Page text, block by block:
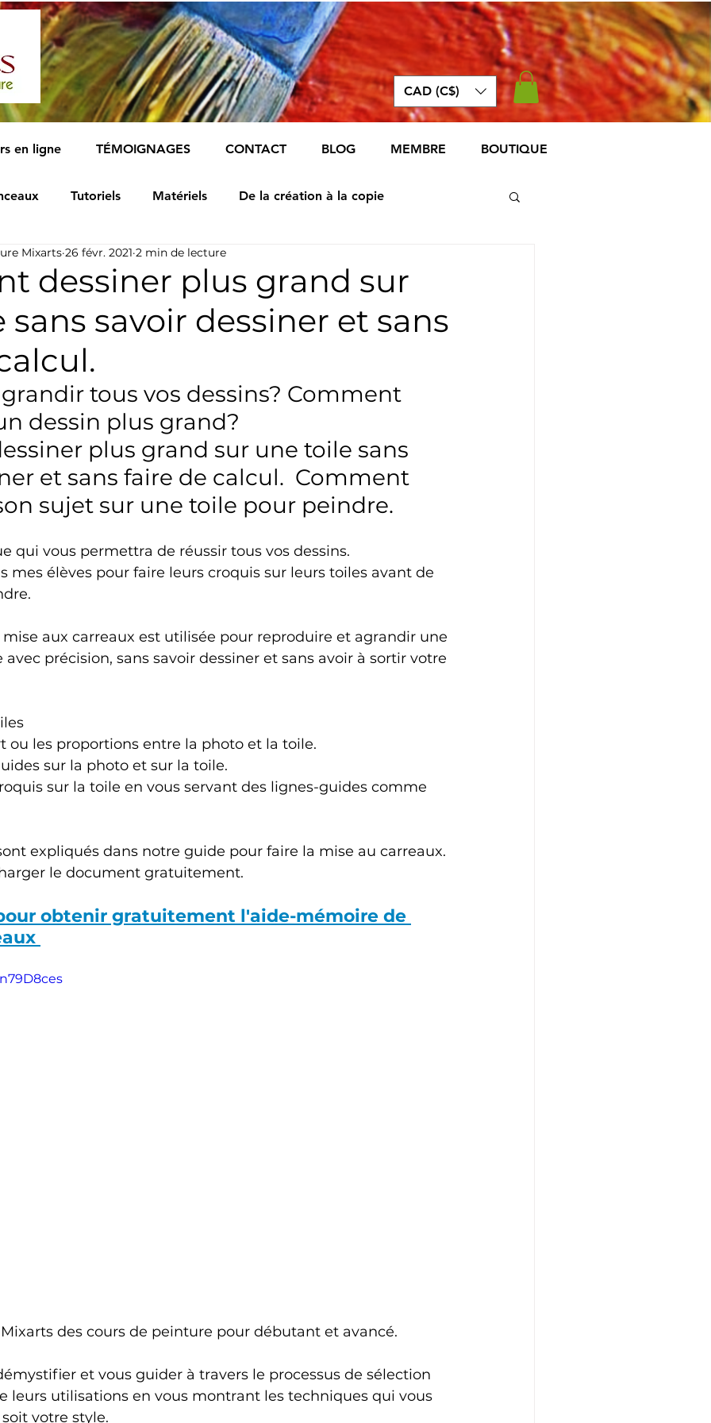
CAD (C$)
en ligne TÉMOIGNAGES CONTACT BLOG MEMBRE BOUTIQUE
Tutoriels Matériels De la création à la copie
dessiner plus grand sur
savoir dessiner et sans
Mixarts 26 févr. 2021 2 min de lecture
tous vos dessins? Comment
dessin plus grand?
plus grand sur une toile sans
et sans faire de calcul.  Comment
sujet sur une toile pour peindre.
qui vous permettra de réussir tous vos dessins.
mes élèves pour faire leurs croquis sur leurs toiles avant de
aux carreaux est utilisée pour reproduire et agrandir une
précision, sans savoir dessiner et sans avoir à sortir votre
ou les proportions entre la photo et la toile.
sur la photo et sur la toile.
sur la toile en vous servant des lignes-guides comme
expliqués dans notre guide pour faire la mise au carreaux.
le document gratuitement.
obtenir gratuitement l'aide-mémoire de
des cours de peinture pour débutant et avancé.
et vous guider à travers le processus de sélection
leurs utilisations en vous montrant les techniques qui vous
votre style.